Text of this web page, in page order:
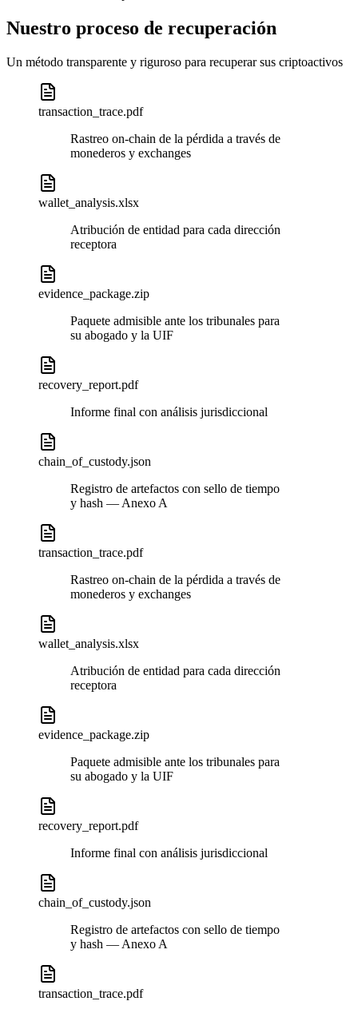
Nuestro proceso de recuperación
Un método transparente y riguroso para recuperar sus criptoactivos
transaction_trace.pdf
Rastreo on-chain de la pérdida a través de
monederos y exchanges
wallet_analysis.xlsx
Atribución de entidad para cada dirección
receptora
evidence_package.zip
Paquete admisible ante los tribunales para
su abogado y la UIF
recovery_report.pdf
Informe final con análisis jurisdiccional
chain_of_custody.json
Registro de artefactos con sello de tiempo
y hash — Anexo A
transaction_trace.pdf
Rastreo on-chain de la pérdida a través de
monederos y exchanges
wallet_analysis.xlsx
Atribución de entidad para cada dirección
receptora
evidence_package.zip
Paquete admisible ante los tribunales para
su abogado y la UIF
recovery_report.pdf
Informe final con análisis jurisdiccional
chain_of_custody.json
Registro de artefactos con sello de tiempo
y hash — Anexo A
transaction_trace.pdf